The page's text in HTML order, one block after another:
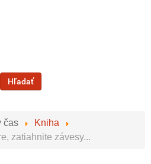
Hľadať
čas
Kniha
zatiahnite závesy...